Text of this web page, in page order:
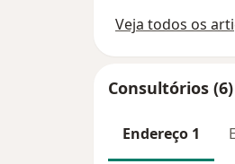
Veja todos os
Consultórios (6)
Endereço 1